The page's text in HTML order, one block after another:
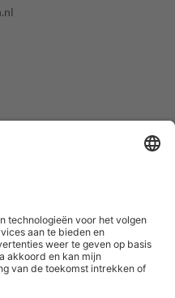
Schuifwanden
Zonwering